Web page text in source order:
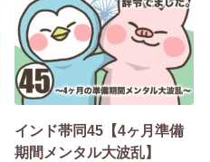
インド帯同45【4ヶ月準備
期間メンタル大波乱】